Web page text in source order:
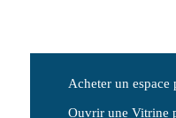
Acheter un espace
Ouvrir une Vitrine